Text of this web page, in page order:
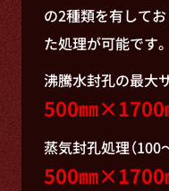
の2種類を有して
た処理が可能です。
沸騰水封孔の最大
500㎜
蒸気封孔処理（100
500㎜